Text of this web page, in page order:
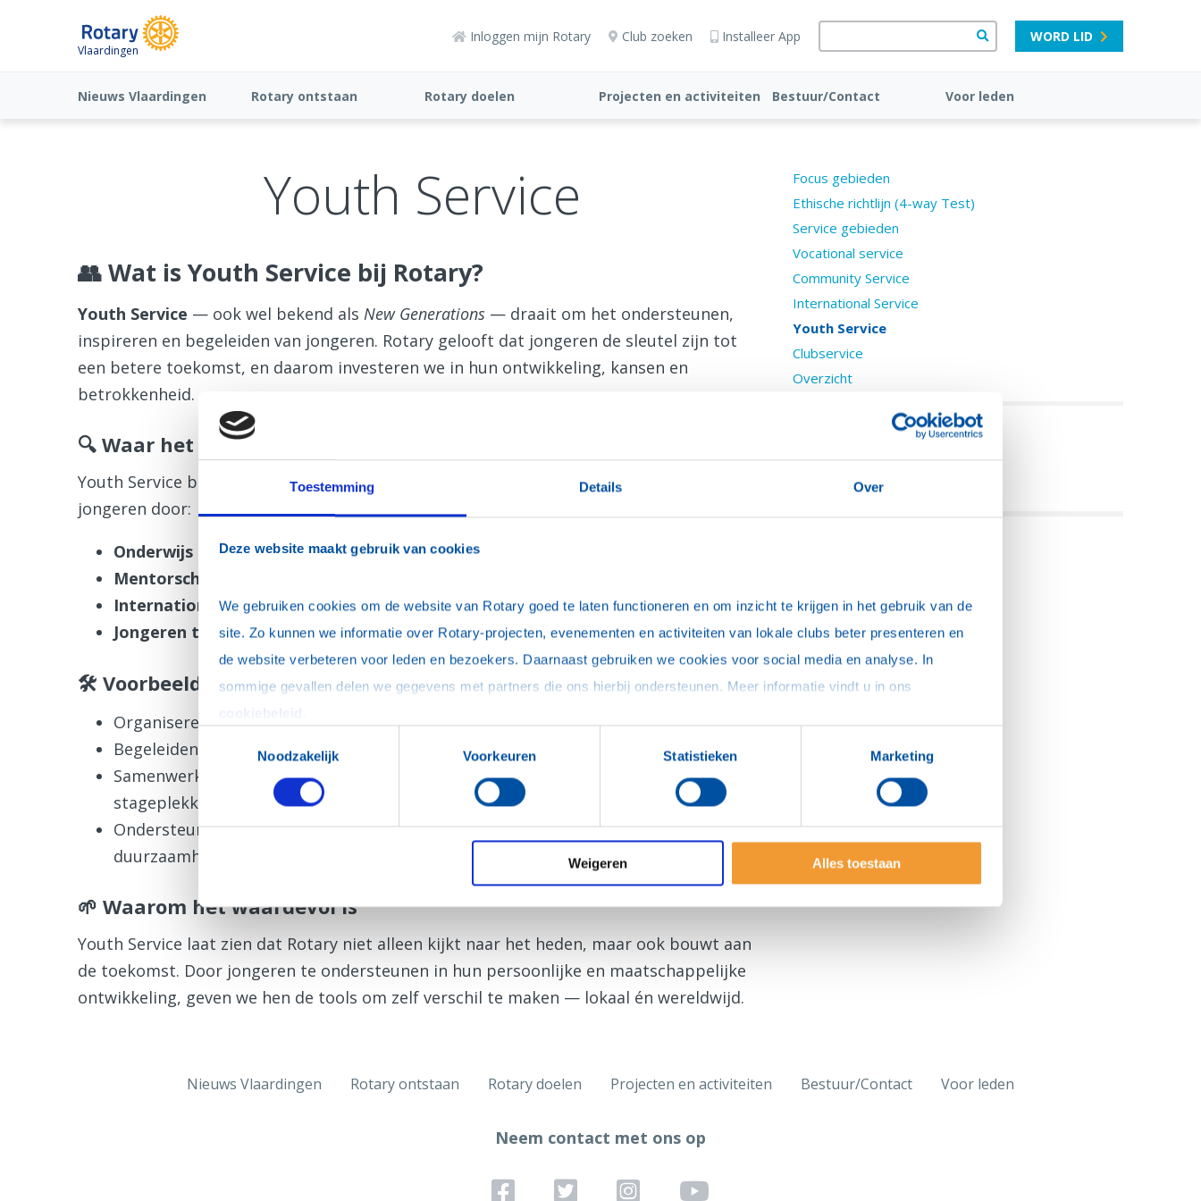
Toestemming Details Over
Deze website maakt gebruik van cookies
We gebruiken cookies om de website van Rotary goed te laten functioneren en om inzicht te krijgen in het gebruik van de
site. Zo kunnen we informatie over Rotary-projecten, evenementen en activiteiten van lokale clubs beter presenteren en
de website verbeteren voor leden en bezoekers. Daarnaast gebruiken we cookies voor social media en analyse. In
Noodzakelijk
Voorkeuren Statistieken Marketing
Weigeren Alles toestaan
Vlaardingen
Inloggen mijn Rotary Club zoeken Installeer App WORD LID
Nieuws Vlaardingen Rotary ontstaan Rotary doelen Projecten en activiteiten Bestuur/Contact Voor leden
Youth Service
👥 Wat is Youth Service bij Rotary?
Youth Service — ook wel bekend als New Generations — draait om het ondersteunen,
inspireren en begeleiden van jongeren. Rotary gelooft dat jongeren de sleutel zijn tot
een betere toekomst, en daarom investeren we in hun ontwikkeling, kansen en
betrokkenheid.
🔍 Waar het om gaat
Youth Service betekent dat Rotaryclubs actief bijdragen aan het welzijn en de groei van
jongeren door:
Onderwijs en talentontwikkelingte stimuleren.
Mentorschap en coaching
Internationale uitwisselingenmogelijk te maken.
Jongeren te betrekken bij maatschappelijke projecten .
🛠 Voorbeelden uit de praktijk
Organiseren van beroepenvoorlichting op middelbare scholen.
Begeleiden van jongeren via het
Rotary Youth Exchange-programma
Samenwerken met lokale organisaties om jongeren te helpen bij het vinden van
stageplekken.
Ondersteunen van jongereninitiatieven, zoals buurtprojecten of
duurzaamheidscampagnes.
🌱 Waarom het waardevol is
Youth Service laat zien dat Rotary niet alleen kijkt naar het heden, maar ook bouwt aan
de toekomst. Door jongeren te ondersteunen in hun persoonlijke en maatschappelijke
ontwikkeling, geven we hen de tools om zelf verschil te maken — lokaal én wereldwijd.
Focus gebieden
Ethische richtlijn (4-way Test)
Service gebieden
Vocational service
Community Service
International Service
Youth Service
Clubservice
Overzicht
Nieuws Vlaardingen Rotary ontstaan Rotary doelen Projecten en activiteiten Bestuur/Contact Voor leden
Neem contact met ons op